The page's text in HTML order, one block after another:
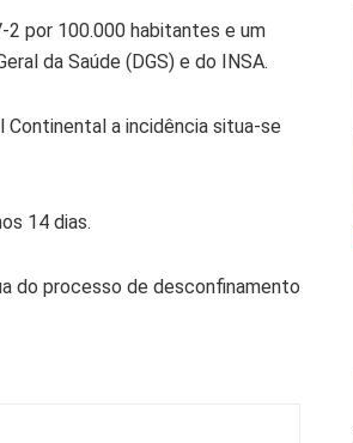
2 por 100.000 habitantes e um
da Saúde (DGS) e do INSA.
a incidência situa-se
14 dias.
do processo de desconfinamento